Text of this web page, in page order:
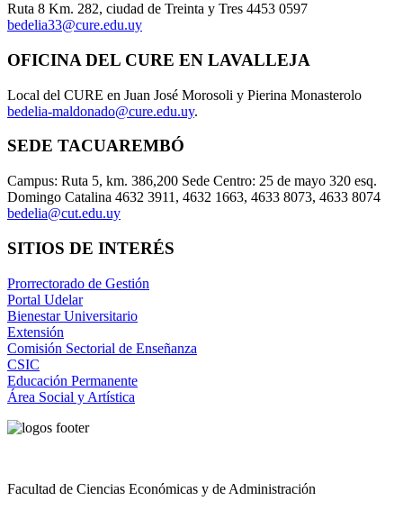
Ruta 8 Km. 282, ciudad de Treinta y Tres 4453 0597
bedelia33@cure.edu.uy
OFICINA DEL CURE EN LAVALLEJA
Local del CURE en Juan José Morosoli y Pierina Monasterolo
bedelia-maldonado@cure.edu.uy.
SEDE TACUAREMBÓ
Campus: Ruta 5, km. 386,200 Sede Centro: 25 de mayo 320 esq.
Domingo Catalina 4632 3911, 4632 1663, 4633 8073, 4633 8074
bedelia@cut.edu.uy
SITIOS DE INTERÉS
Prorrectorado de Gestión
Portal Udelar
Bienestar Universitario
Extensión
Comisión Sectorial de Enseñanza
CSIC
Educación Permanente
Área Social y Artística
Facultad de Ciencias Económicas y de Administración